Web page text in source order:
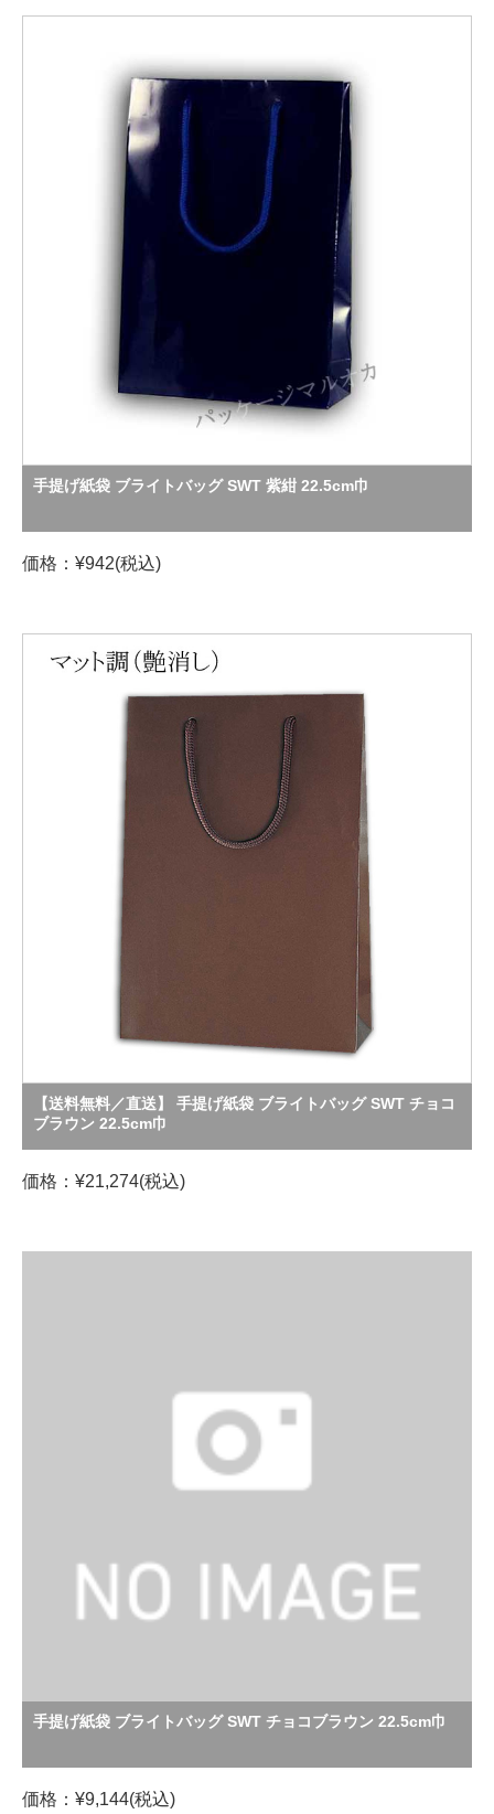
手提げ紙袋 ブライトバッグ SWT 紫紺 22.5cm巾
価格：¥942(税込)
【送料無料／直送】 手提げ紙袋 ブライトバッグ SWT チョコ
ブラウン 22.5cm巾
価格：¥21,274(税込)
手提げ紙袋 ブライトバッグ SWT チョコブラウン 22.5cm巾
価格：¥9,144(税込)